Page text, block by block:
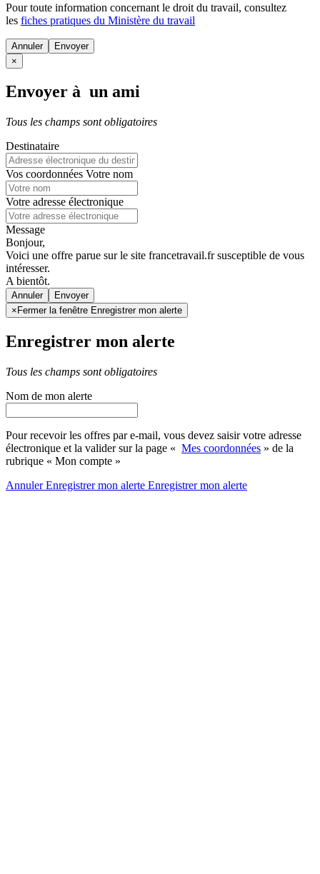
Pour toute information concernant le droit du travail, consultez
les fiches pratiques du Ministère du travail
Annuler
×
Envoyer à un ami
Tous les champs sont obligatoires
Destinataire
Vos coordonnées Votre nom
Votre adresse électronique
Message
Bonjour,
Voici une offre parue sur le site francetravail.fr susceptible de vous
intéresser.
A bientôt.
Annuler
× Fermer la fenêtre Enregistrer mon alerte
Enregistrer mon alerte
Tous les champs sont obligatoires
Nom de mon alerte
Pour recevoir les offres par e-mail, vous devez saisir votre adresse
électronique et la valider sur la page « Mes coordonnées » de la
rubrique « Mon compte »
AnnulerEnregistrer mon alerte Enregistrermon alerte